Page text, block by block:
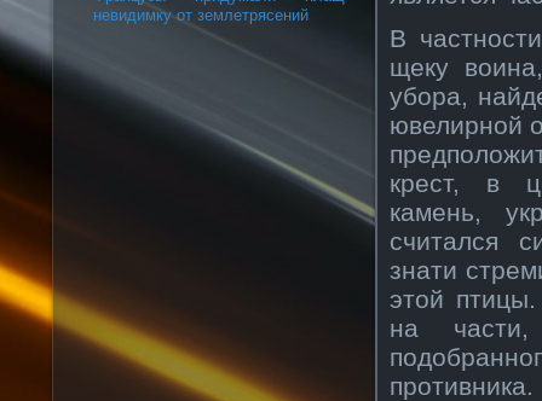
невидимку от землетрясений
В
щеку
убора,
ювелирной
крест, в
камень,
считался
знати
этой
на
противника.